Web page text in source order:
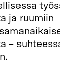
ja ruumiin
–